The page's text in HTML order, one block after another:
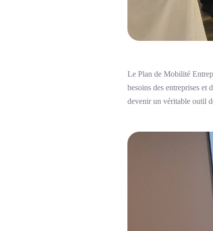
Le Plan de Mobilité
besoins des entreprises et
devenir un véritable outil